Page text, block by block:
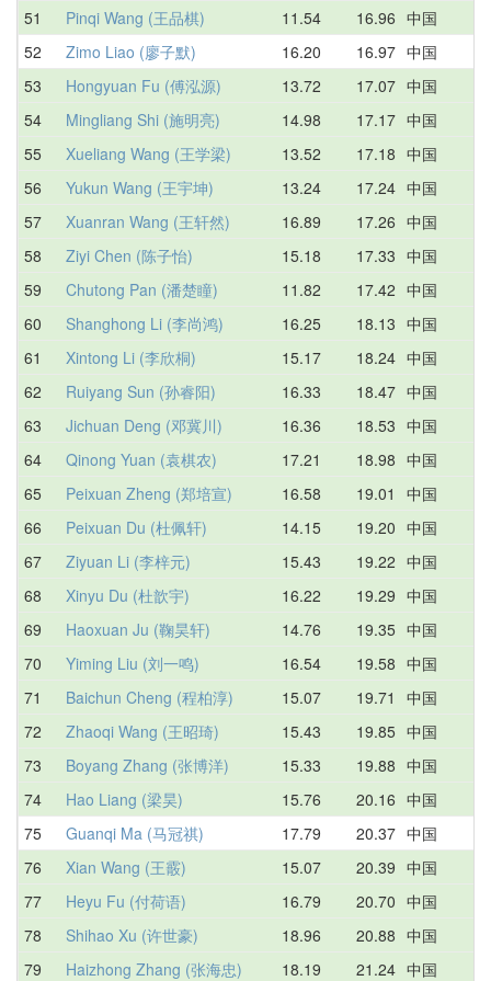
51 Pinqi Wang (王品棋) 11.54 16.96 中国
52 Zimo Liao (廖子默) 16.20 16.97 中国
53 Hongyuan Fu (傅泓源) 13.72 17.07 中国
54 Mingliang Shi (施明亮) 14.98 17.17 中国
55 Xueliang Wang (王学梁) 13.52 17.18 中国
56 Yukun Wang (王宇坤) 13.24 17.24 中国
57 Xuanran Wang (王轩然) 16.89 17.26 中国
58 Ziyi Chen (陈子怡) 15.18 17.33 中国
59 Chutong Pan (潘楚瞳) 11.82 17.42 中国
60 Shanghong Li (李尚鸿) 16.25 18.13 中国
61 Xintong Li (李欣桐) 15.17 18.24 中国
62 Ruiyang Sun (孙睿阳) 16.33 18.47 中国
63 Jichuan Deng (邓冀川) 16.36 18.53 中国
64 Qinong Yuan (袁棋农) 17.21 18.98 中国
65 Peixuan Zheng (郑培宣) 16.58 19.01 中国
66 Peixuan Du (杜佩轩) 14.15 19.20 中国
67 Ziyuan Li (李梓元) 15.43 19.22 中国
68 Xinyu Du (杜歆宇) 16.22 19.29 中国
69 Haoxuan Ju (鞠昊轩) 14.76 19.35 中国
70 Yiming Liu (刘一鸣) 16.54 19.58 中国
71 Baichun Cheng (程柏淳) 15.07 19.71 中国
72 Zhaoqi Wang (王昭琦) 15.43 19.85 中国
73 Boyang Zhang (张博洋) 15.33 19.88 中国
74 Hao Liang (梁昊) 15.76 20.16 中国
75 Guanqi Ma (马冠祺) 17.79 20.37 中国
76 Xian Wang (王霰) 15.07 20.39 中国
77 Heyu Fu (付荷语) 16.79 20.70 中国
78 Shihao Xu (许世豪) 18.96 20.88 中国
79 Haizhong Zhang (张海忠) 18.19 21.24 中国